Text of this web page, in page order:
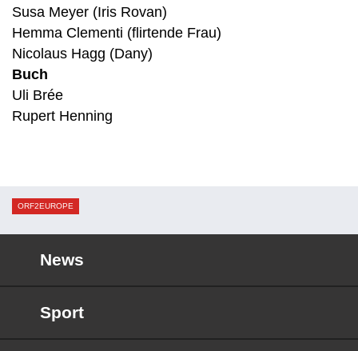
Susa Meyer (Iris Rovan)
Hemma Clementi (flirtende Frau)
Nicolaus Hagg (Dany)
Buch
Uli Brée
Rupert Henning
ORF2EUROPE
News
Sport